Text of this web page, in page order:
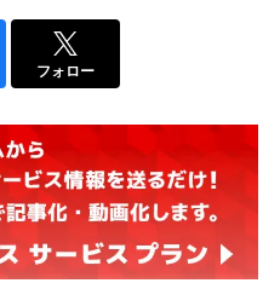
フォロー